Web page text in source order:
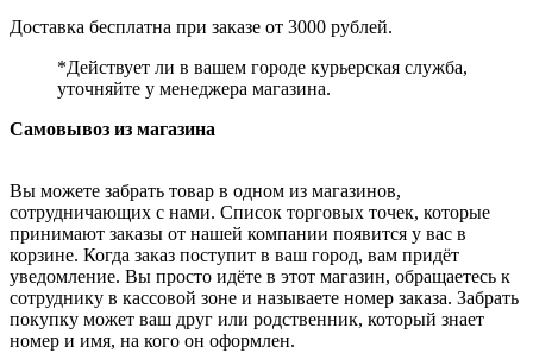
Доставка бесплатна при заказе от 3000 рублей.
*Действует ли в вашем городе курьерская служба,
уточняйте у менеджера магазина.
Самовывоз из магазина
Вы можете забрать товар в одном из магазинов,
сотрудничающих с нами. Список торговых точек, которые
принимают заказы от нашей компании появится у вас в
корзине. Когда заказ поступит в ваш город, вам придёт
уведомление. Вы просто идёте в этот магазин, обращаетесь к
сотруднику в кассовой зоне и называете номер заказа. Забрать
покупку может ваш друг или родственник, который знает
номер и имя, на кого он оформлен.